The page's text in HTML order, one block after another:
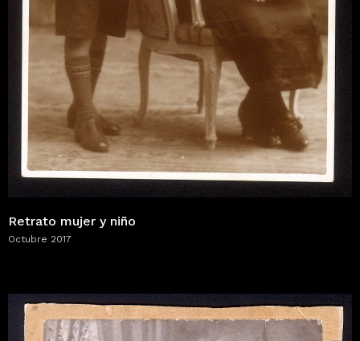
Retrato mujer y niño
Octubre 2017